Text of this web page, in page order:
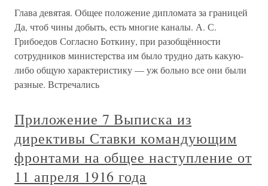
Глава девятая. Общее положение дипломата за границей
Да, чтоб чины добыть, есть многие каналы. А. С.
Грибоедов Согласно Боткину, при разобщённости
сотрудников министерства им было трудно дать какую-
либо общую характеристику — уж больно все они были
разные. Встречались
Приложение 7 Выписка из
директивы Ставки командующим
фронтами на общее наступление от
11 апреля 1916 года